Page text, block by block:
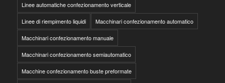
Linee automatiche confezionamento verticale
Linee di riempimento liquidi Macchinari confezionamento automatico
Macchinari confezionamento manuale
Macchinari confezionamento semiautomatico
Macchine confezionamento buste preformate